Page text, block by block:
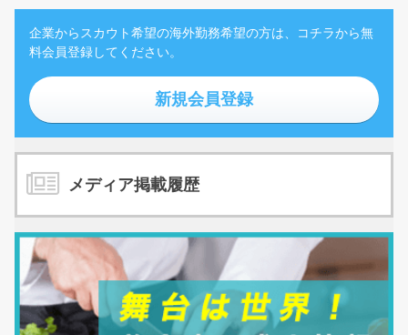
企業からスカウト希望の海外勤務希望の方は、コチラから無
料会員登録してください。
新規会員登録
メディア掲載履歴